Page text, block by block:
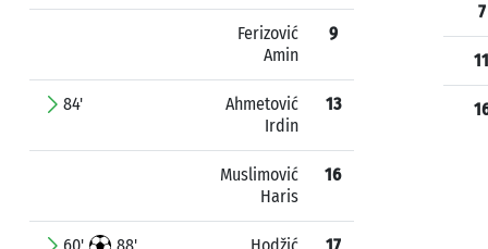
Ferizović
Amin
9
84'
Ahmetović
Irdin
13
Muslimović
Haris
16
7
11